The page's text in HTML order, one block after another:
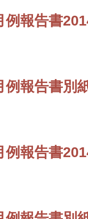
報告書
報告書別
例報告書